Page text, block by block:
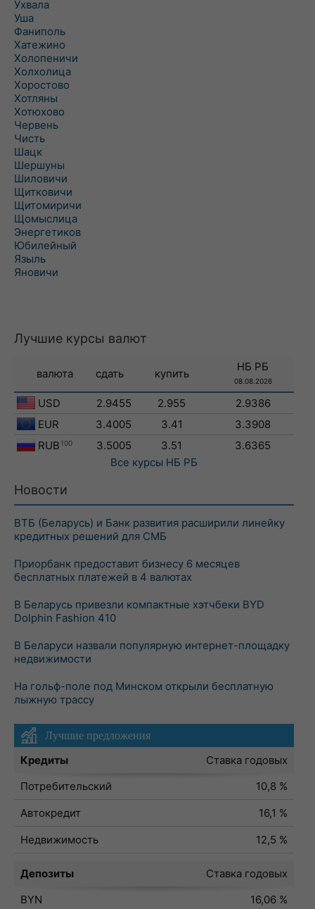
Ухвала
Уша
Фаниполь
Хатежино
Холопеничи
Холхолица
Хоростово
Хотляны
Хотюхово
Червень
Чисть
Шацк
Шершуны
Шиловичи
Щитковичи
Щитомиричи
Щомыслица
Энергетиков
Юбилейный
Языль
Яновичи
Лучшие курсы валют
валюта сдать купить
НБ РБ
08.08.2026
USD 2.9455 2.955
2.9386
EUR
3.4005 3.41
3.3908
RUB 100 3.5005 3.51
3.6365
Все курсы НБ РБ
Новости
ВТБ (Беларусь) и Банк развития расширили линейку
кредитных решений для СМБ
Приорбанк предоставит бизнесу 6 месяцев
бесплатных платежей в 4 валютах
В Беларусь привезли компактные хэтчбеки BYD
Dolphin Fashion 410
В Беларуси назвали популярную интернет-площадку
недвижимости
На гольф-поле под Минском открыли бесплатную
лыжную трассу
Лучшие предложения
Кредиты
Ставка годовых
Потребительский
10,8 %
Автокредит
16,1 %
Недвижимость
12,5 %
Депозиты
Ставка годовых
BYN
16,06 %